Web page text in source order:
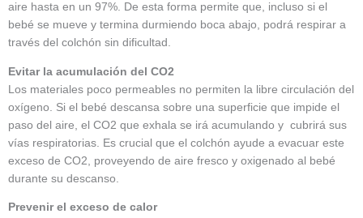
aire hasta en un 97%. De esta forma permite que, incluso si el
bebé se mueve y termina durmiendo boca abajo, podrá respirar a
través del colchón sin dificultad.
Evitar la acumulación del CO2
Los materiales poco permeables no permiten la libre circulación del
oxígeno. Si el bebé descansa sobre una superficie que impide el
paso del aire, el CO2 que exhala se irá acumulando y cubrirá sus
vías respiratorias. Es crucial que el colchón ayude a evacuar este
exceso de CO2, proveyendo de aire fresco y oxigenado al bebé
durante su descanso.
Prevenir el exceso de calor